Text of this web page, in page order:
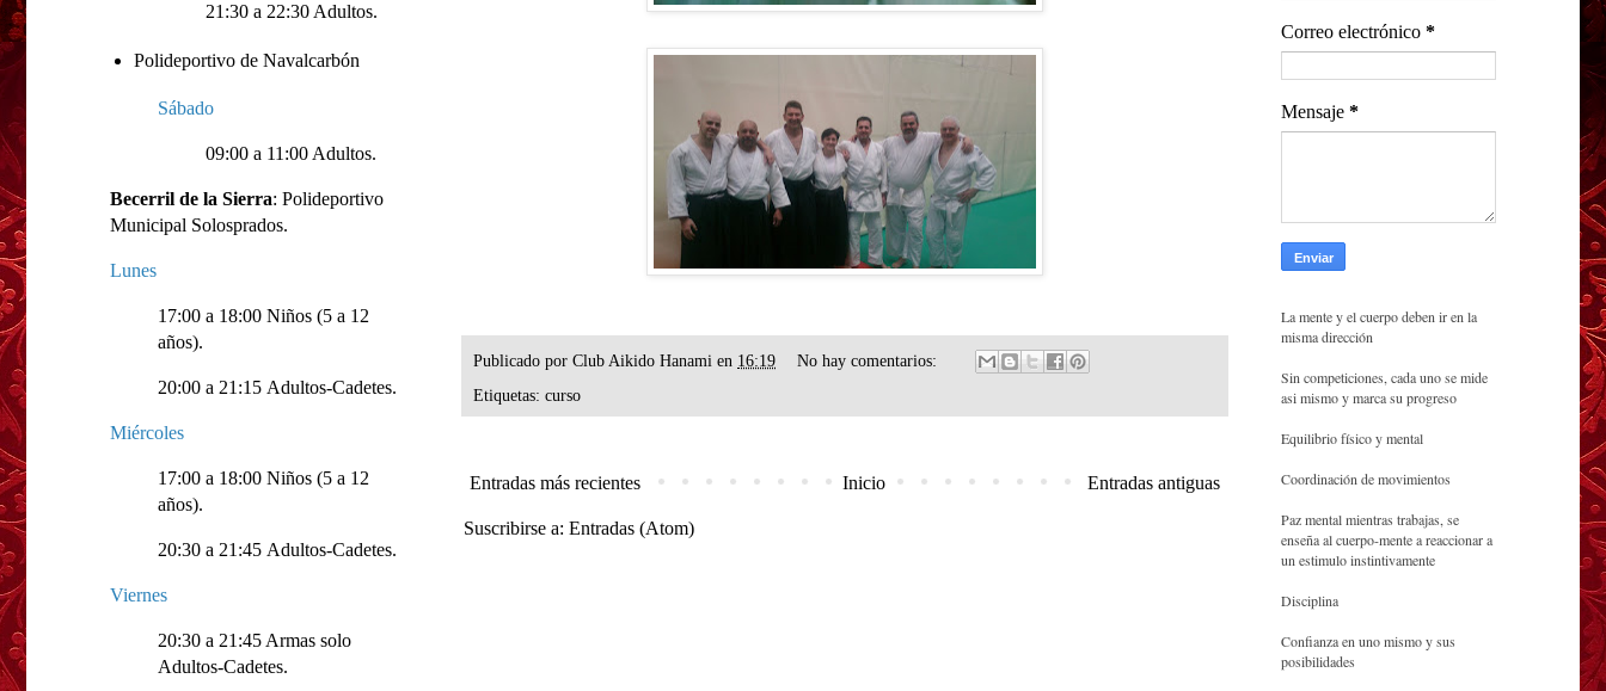
Publicado por Club Aikido Hanami en 16:19
No hay comentarios:
Etiquetas: curso
Entradas más recientes Entradas antiguas
Inicio
Suscribirse a: Entradas (Atom)
21:30 a 22:30 Adultos.
Polideportivo de Navalcarbón
Sábado
09:00 a 11:00 Adultos.
Becerril de la Sierra: Polideportivo
Municipal Solosprados.
Lunes
17:00 a 18:00 Niños (5 a 12
años).
20:00 a 21:15 Adultos-Cadetes.
Miércoles
17:00 a 18:00 Niños (5 a 12
años).
20:30 a 21:45 Adultos-Cadetes.
Viernes
20:30 a 21:45 Armas solo
Adultos-Cadetes.
Correo electrónico *
Mensaje *
La mente y el cuerpo deben ir en la
misma dirección
Sin competiciones, cada uno se mide
asi mismo y marca su progreso
Equilibrio físico y mental
Coordinación de movimientos
Paz mental mientras trabajas, se
enseña al cuerpo-mente a reaccionar a
un estimulo instintivamente
Disciplina
Confianza en uno mismo y sus
posibilidades